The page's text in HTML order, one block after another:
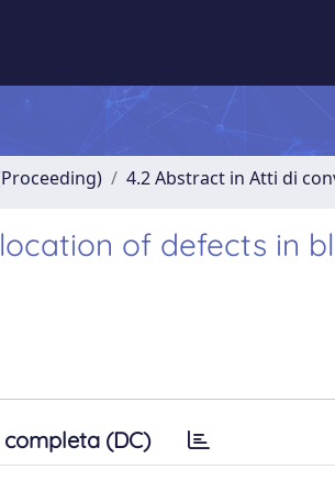
4.2 Abstract in Atti di
of defects in
completa (DC)